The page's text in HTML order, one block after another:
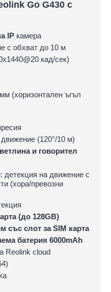
Go G430 с
IP камера
с обхват до 10 м
кад/сек)
(хоризонтален ъгъл
(120°/10 м)
и говорител
детекция на движение с
(хора/превозни
(до 128GB)
със слот за SIM карта
батерия 6000mAh
Reolink cloud